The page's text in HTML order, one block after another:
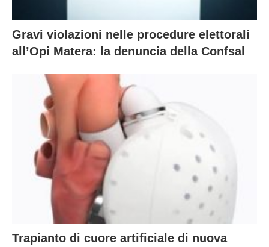
Gravi violazioni nelle procedure elettorali
all’Opi Matera: la denuncia della Confsal
Trapianto di cuore artificiale di nuova